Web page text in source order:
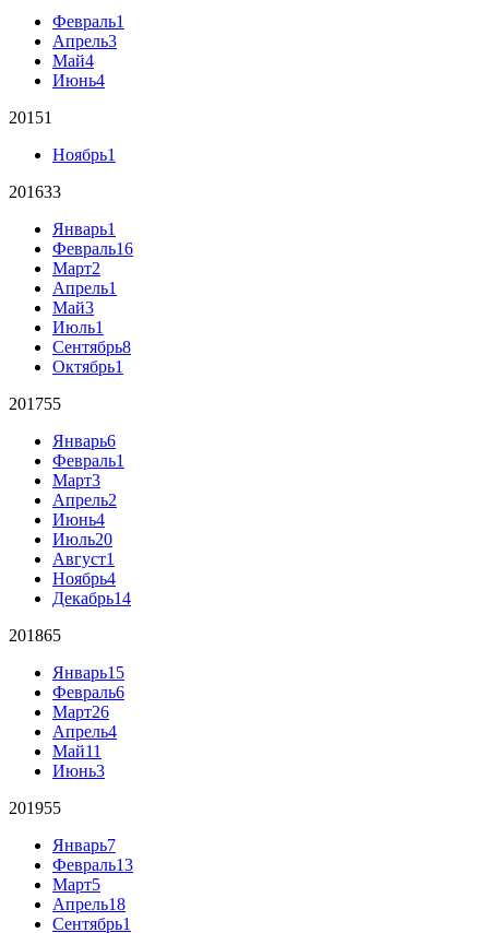
Февраль1
Апрель3
Май4
Июнь4
20151
Ноябрь1
201633
Январь1
Февраль16
Март2
Апрель1
Май3
Июль1
Сентябрь8
Октябрь1
201755
Январь6
Февраль1
Март3
Апрель2
Июнь4
Июль20
Август1
Ноябрь4
Декабрь14
201865
Январь15
Февраль6
Март26
Апрель4
Май11
Июнь3
201955
Январь7
Февраль13
Март5
Апрель18
Сентябрь1